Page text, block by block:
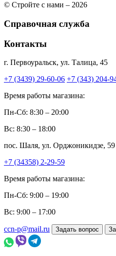
© Стройте с нами – 2026
Справочная служба
Контакты
г. Первоуральск, ул. Талица, 45
+7 (3439) 29-60-06 +7 (343) 204-
Время работы магазина:
Пн-Сб: 8:30 – 20:00
Вс: 8:30 – 18:00
пос. Шаля, ул. Орджоникидзе, 59
+7 (34358) 2-29-59
Время работы магазина:
Пн-Сб: 9:00 – 19:00
Вс: 9:00 – 17:00
ccn-p@mail.ru Задать вопрос